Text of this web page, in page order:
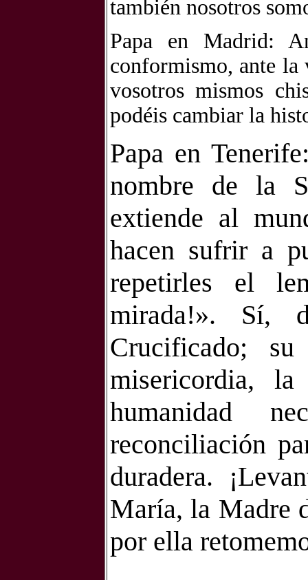
también nosotros
Papa en Madrid:
conformismo, ante la
vosotros mismos
podéis cambiar la
Papa en
nombre de la
extiende al
hacen sufrir a
repetirles el
mirada!». Sí,
Crucificado;
misericordia,
humanidad
reconciliación
duradera.
María, la Madre
por ella